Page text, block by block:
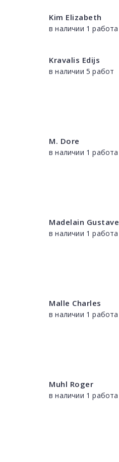
Kim Elizabeth
в наличии 1 работа
Kravalis Edijs
в наличии 5 работ
M. Dore
в наличии 1 работа
Madelain Gustave
в наличии 1 работа
Malle Charles
в наличии 1 работа
Muhl Roger
в наличии 1 работа